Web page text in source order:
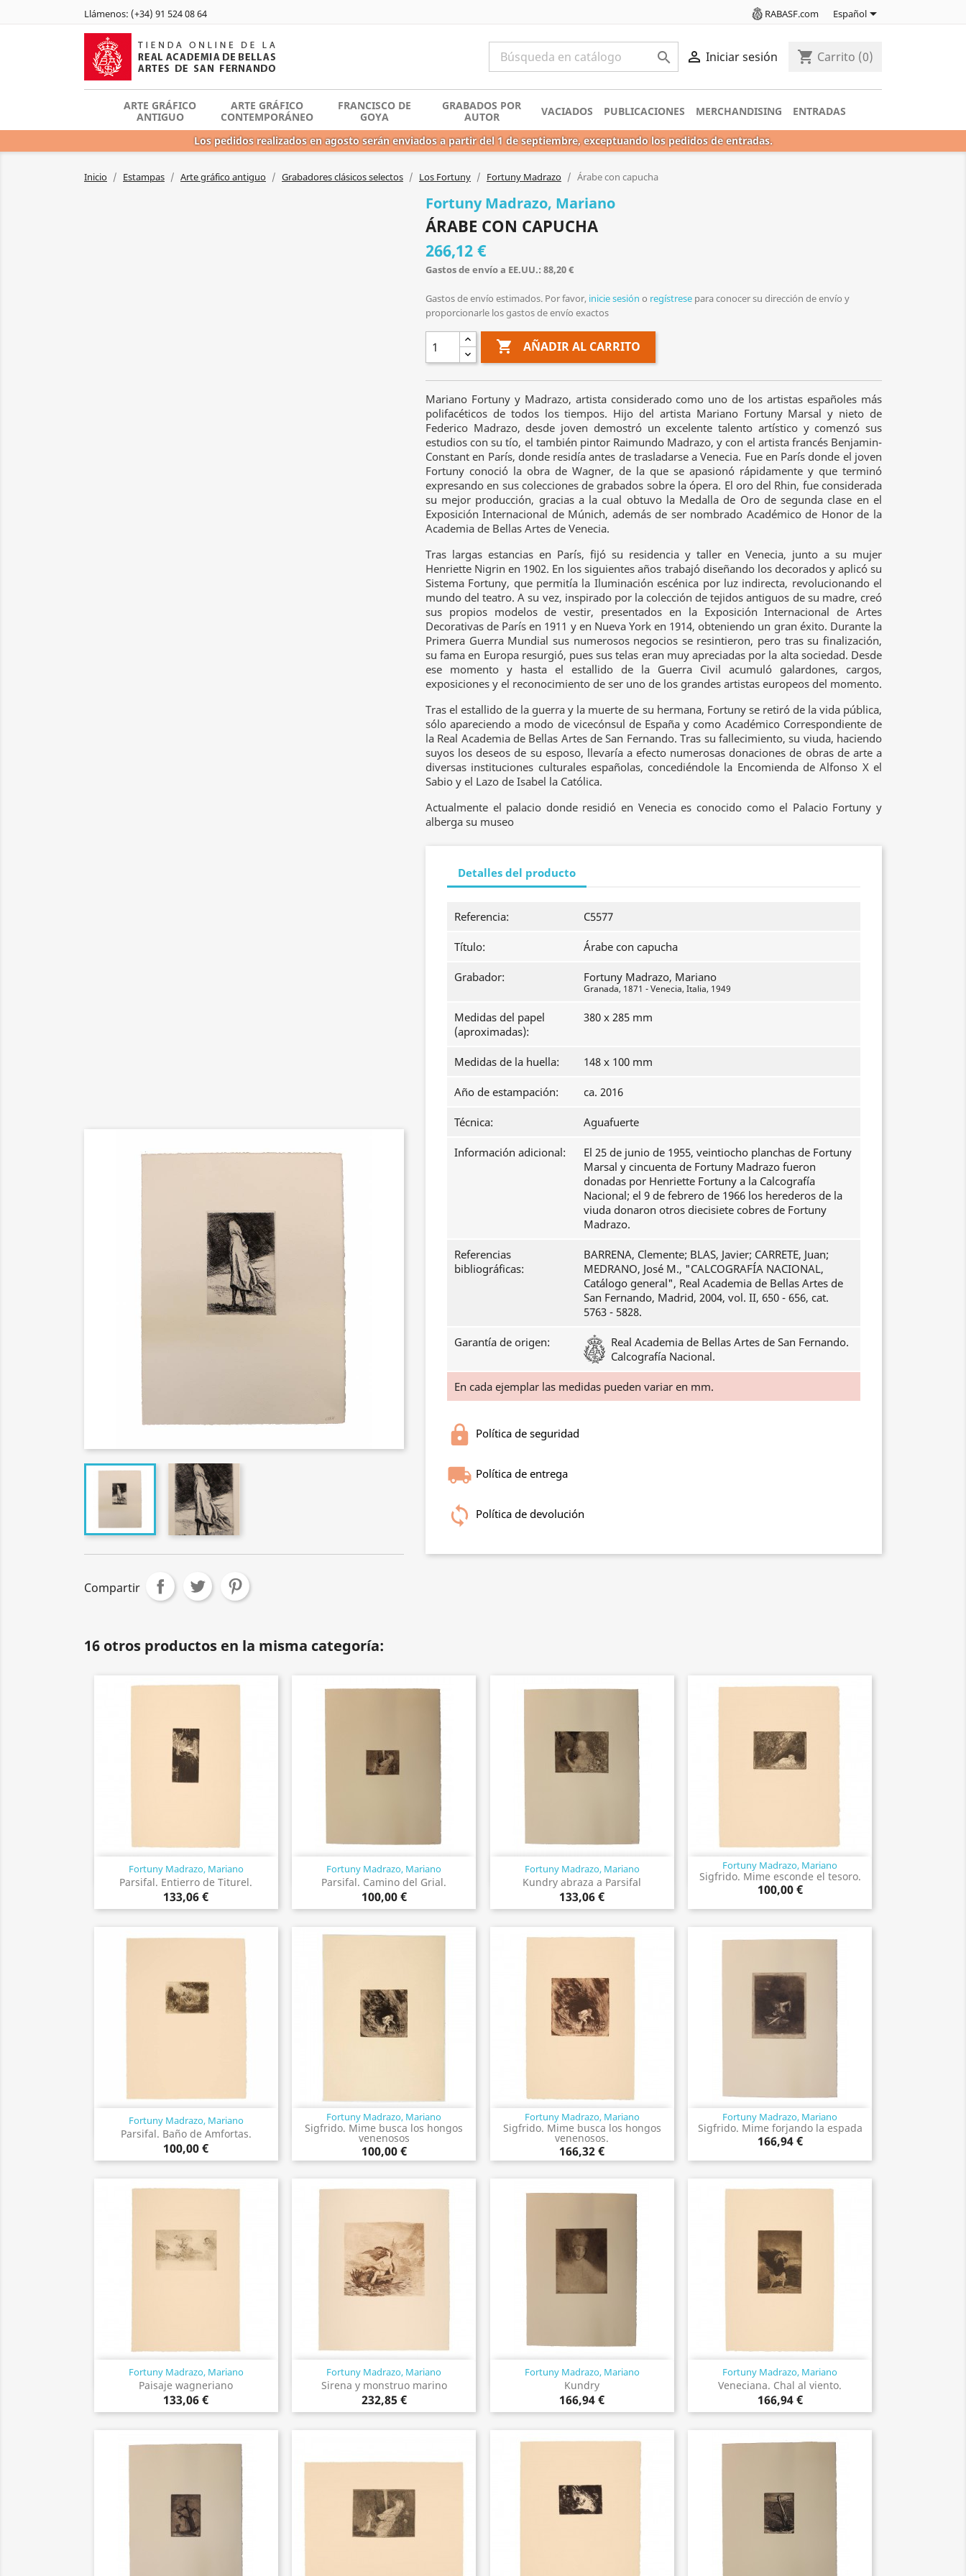
Llámenos: (+34) 91 524 08 64 RABASF.com Español
  Iniciar sesión shopping_cart Carrito (0)
ARTE GRÁFICO
ANTIGUO
ARTE GRÁFICO
CONTEMPORÁNEO
FRANCISCO DE
GOYA
GRABADOS POR
AUTOR
VACIADOS PUBLICACIONES MERCHANDISING ENTRADAS
Los pedidos realizados en agosto serán enviados a partir del 1 de septiembre, exceptuando los pedidos de entradas.
Inicio Estampas Arte gráfico antiguo Grabadores clásicos selectos Los Fortuny Fortuny Madrazo Árabe con capucha
Fortuny Madrazo, Mariano
ÁRABE CON CAPUCHA
266,12 €
Gastos de envío a EE.UU.: 88,20 €
Gastos de envío estimados. Por favor, inicie sesión o regístrese para conocer su dirección de envío y
proporcionarle los gastos de envío exactos
 AÑADIR AL CARRITO
Mariano Fortuny y Madrazo, artista considerado como uno de los artistas españoles más
polifacéticos de todos los tiempos. Hijo del artista Mariano Fortuny Marsal y nieto de
Federico Madrazo, desde joven demostró un excelente talento artístico y comenzó sus
estudios con su tío, el también pintor Raimundo Madrazo, y con el artista francés Benjamin-
Constant en París, donde residía antes de trasladarse a Venecia. Fue en París donde el joven
Fortuny conoció la obra de Wagner, de la que se apasionó rápidamente y que terminó
expresando en sus colecciones de grabados sobre la ópera. El oro del Rhin, fue considerada
su mejor producción, gracias a la cual obtuvo la Medalla de Oro de segunda clase en el
Exposición Internacional de Múnich, además de ser nombrado Académico de Honor de la
Academia de Bellas Artes de Venecia.
Tras largas estancias en París, fijó su residencia y taller en Venecia, junto a su mujer
Henriette Nigrin en 1902. En los siguientes años trabajó diseñando los decorados y aplicó su
Sistema Fortuny, que permitía la Iluminación escénica por luz indirecta, revolucionando el
mundo del teatro. A su vez, inspirado por la colección de tejidos antiguos de su madre, creó
sus propios modelos de vestir, presentados en la Exposición Internacional de Artes
Decorativas de París en 1911 y en Nueva York en 1914, obteniendo un gran éxito. Durante la
Primera Guerra Mundial sus numerosos negocios se resintieron, pero tras su finalización,
su fama en Europa resurgió, pues sus telas eran muy apreciadas por la alta sociedad. Desde
ese momento y hasta el estallido de la Guerra Civil acumuló galardones, cargos,
exposiciones y el reconocimiento de ser uno de los grandes artistas europeos del momento.
Tras el estallido de la guerra y la muerte de su hermana, Fortuny se retiró de la vida pública,
sólo apareciendo a modo de vicecónsul de España y como Académico Correspondiente de
la Real Academia de Bellas Artes de San Fernando. Tras su fallecimiento, su viuda, haciendo
suyos los deseos de su esposo, llevaría a efecto numerosas donaciones de obras de arte a
diversas instituciones culturales españolas, concediéndole la Encomienda de Alfonso X el
Sabio y el Lazo de Isabel la Católica.
Actualmente el palacio donde residió en Venecia es conocido como el Palacio Fortuny y
alberga su museo
Detalles del producto
Referencia: C5577
Título: Árabe con capucha
Grabador: Fortuny Madrazo, Mariano
Granada, 1871 - Venecia, Italia, 1949
Medidas del papel
(aproximadas):
380 x 285 mm
Medidas de la huella: 148 x 100 mm
Año de estampación: ca. 2016
Técnica: Aguafuerte
Información adicional:
El 25 de junio de 1955, veintiocho planchas de Fortuny
Marsal y cincuenta de Fortuny Madrazo fueron
donadas por Henriette Fortuny a la Calcografía
Nacional; el 9 de febrero de 1966 los herederos de la
viuda donaron otros diecisiete cobres de Fortuny
Madrazo.
Referencias
bibliográficas:
BARRENA, Clemente; BLAS, Javier; CARRETE, Juan;
MEDRANO, José M., "CALCOGRAFÍA NACIONAL,
Catálogo general", Real Academia de Bellas Artes de
San Fernando, Madrid, 2004, vol. II, 650 - 656, cat.
5763 - 5828.
Garantía de origen:
Real Academia de Bellas Artes de San Fernando.
Calcografía Nacional.
En cada ejemplar las medidas pueden variar en mm.
Política de seguridad
Política de entrega
Política de devolución
Compartir
16 otros productos en la misma categoría:
Fortuny Madrazo, Mariano
Parsifal. Entierro de Titurel.
133,06 €
Vista rápida Fortuny Madrazo, Mariano
Parsifal. Camino del Grial.
100,00 €
Vista rápida Fortuny Madrazo, Mariano
Kundry abraza a Parsifal
133,06 €
Vista rápida Fortuny Madrazo, Mariano
Sigfrido. Mime esconde el tesoro.
100,00 €
Vista rápida
Fortuny Madrazo, Mariano
Parsifal. Baño de Amfortas.
100,00 €
Vista rápida Fortuny Madrazo, Mariano
Sigfrido. Mime busca los hongos
venenosos
100,00 €
Vista rápida Fortuny Madrazo, Mariano
Sigfrido. Mime busca los hongos
venenosos.
166,32 €
Vista rápida Fortuny Madrazo, Mariano
Sigfrido. Mime forjando la espada
166,94 €
Vista rápida
Fortuny Madrazo, Mariano
Paisaje wagneriano
133,06 €
Vista rápida Fortuny Madrazo, Mariano
Sirena y monstruo marino
232,85 €
Vista rápida Fortuny Madrazo, Mariano
Kundry
166,94 €
Vista rápida Fortuny Madrazo, Mariano
Veneciana. Chal al viento.
166,94 €
Vista rápida